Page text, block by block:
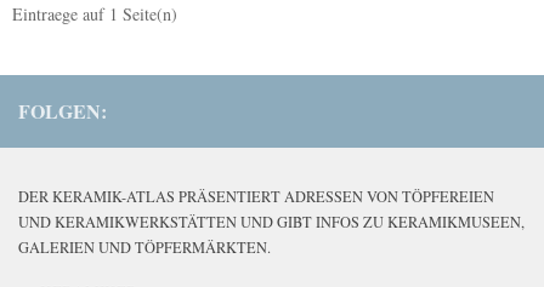
Eintraege auf 1 Seite(n)
FOLGEN:
DER KERAMIK-ATLAS PRÄSENTIERT ADRESSEN VON TÖPFEREIEN
UND KERAMIKWERKSTÄTTEN UND GIBT INFOS ZU KERAMIKMUSEEN,
GALERIEN UND TÖPFERMÄRKTEN.